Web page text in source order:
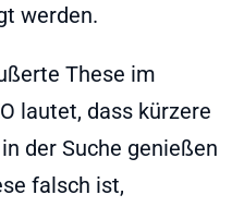
werden.
These im
lautet, dass kürzere
der Suche genießen
falsch ist,